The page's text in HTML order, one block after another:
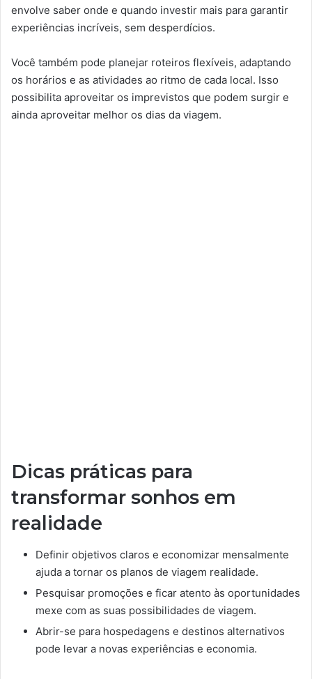
envolve saber onde e quando investir mais para garantir
experiências incríveis, sem desperdícios.
Você também pode planejar roteiros flexíveis, adaptando
os horários e as atividades ao ritmo de cada local. Isso
possibilita aproveitar os imprevistos que podem surgir e
ainda aproveitar melhor os dias da viagem.
Dicas práticas para
transformar sonhos em
realidade
Definir objetivos claros e economizar mensalmente
ajuda a tornar os planos de viagem realidade.
Pesquisar promoções e ficar atento às oportunidades
mexe com as suas possibilidades de viagem.
Abrir-se para hospedagens e destinos alternativos
pode levar a novas experiências e economia.